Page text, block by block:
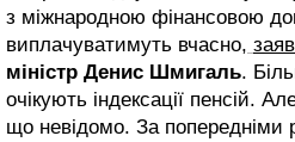
з міжнародною фінансовою
виплачуватимуть вчасно,
міністр Денис Шмигаль.
очікують індексації пенсій.
що невідомо. За попередніми